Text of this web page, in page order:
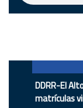
DDRR-El
matrículas